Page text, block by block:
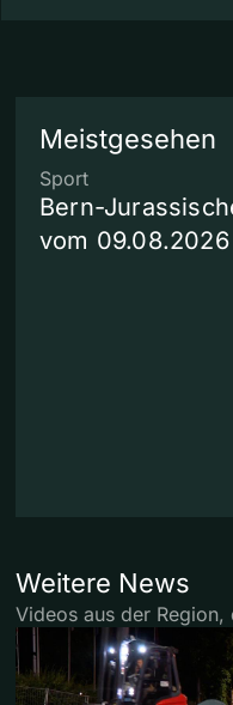
Meistgesehen
Sport
Bern-
vom 09.08.2026
Weitere News
Videos aus der